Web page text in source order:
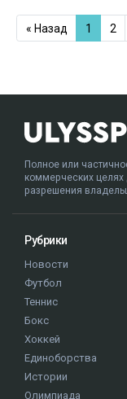
« Назад 1 2
Полное или
коммерческих целях
разрешения
Рубрики
Новости
Футбол
Теннис
Бокс
Хоккей
Единоборства
Истории
Олимпиада